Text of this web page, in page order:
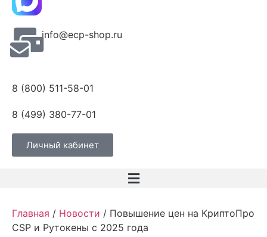
info@ecp-shop.ru
8 (800) 511-58-01
8 (499) 380-77-01
Личный кабинет
Главная / Новости / Повышение цен на КриптоПро
CSP и Рутокены с 2025 года